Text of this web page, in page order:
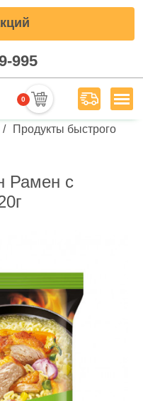
995
0 Меню
Продукты быстрого
Рамен с